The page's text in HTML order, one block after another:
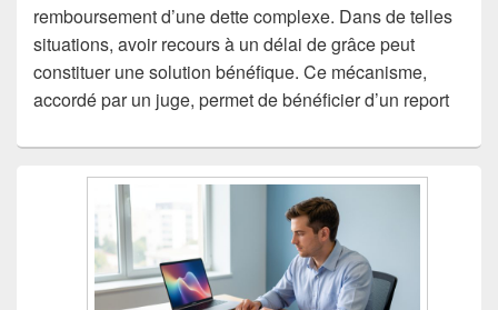
remboursement d’une dette complexe. Dans de telles
situations, avoir recours à un délai de grâce peut
constituer une solution bénéfique. Ce mécanisme,
accordé par un juge, permet de bénéficier d’un report